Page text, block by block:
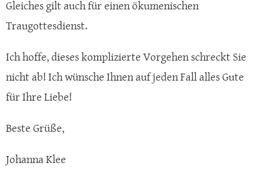
Gleiches gilt auch für einen ökumenischen
Traugottesdienst.
Ich hoffe, dieses komplizierte Vorgehen schreckt Sie
nicht ab! Ich wünsche Ihnen auf jeden Fall alles Gute
für Ihre Liebe!
Beste Grüße,
Johanna Klee